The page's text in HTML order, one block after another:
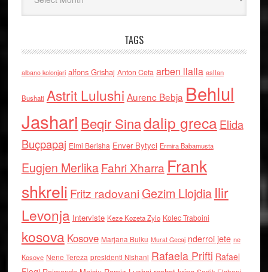
TAGS
albano kolonjari alfons Grishaj Anton Cefa arben llalla asllan
Bushati Astrit Lulushi Aurenc Bebja Behlul
Jashari Beqir Sinadalip grecaElida
Buçpapaj Elmi Berisha Enver Bytyci Ermira Babamusta
Eugjen MerlikaFahri Xharra Frank
shkreli Fritz radovaniGezim Llojdia Ilir
Levonja Interviste Keze Kozeta Zylo Kolec Traboini
kosova Kosove Marjana Bulku Murat Gecaj nderroi jete ne
Kosove Nene Tereza presidenti Nishani Rafaela Prifti Rafael